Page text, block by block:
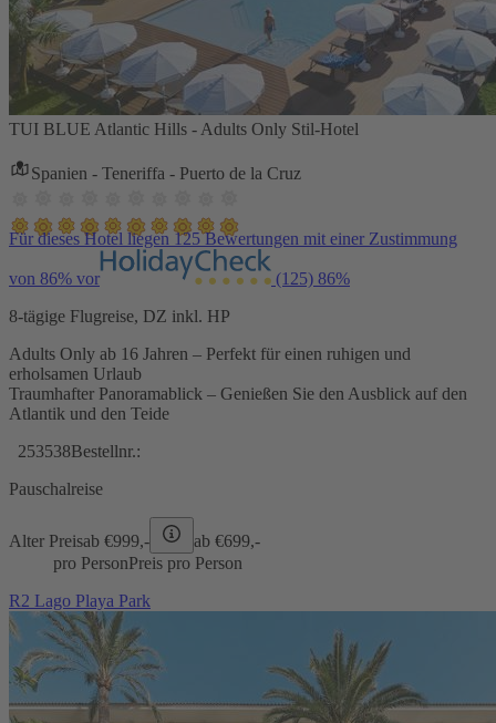
TUI BLUE Atlantic Hills - Adults Only Stil-Hotel
Spanien - Teneriffa - Puerto de la Cruz
Für dieses Hotel liegen 125 Bewertungen mit einer Zustimmung
von 86% vor (125) 86%
8-tägige Flugreise, DZ inkl. HP
Adults Only ab 16 Jahren – Perfekt für einen ruhigen und
erholsamen Urlaub
Traumhafter Panoramablick – Genießen Sie den Ausblick auf den
Atlantik und den Teide
253538Bestellnr.:
Pauschalreise
Alter Preisab €999,- ab €699,-
pro PersonPreis pro Person
R2 Lago Playa Park